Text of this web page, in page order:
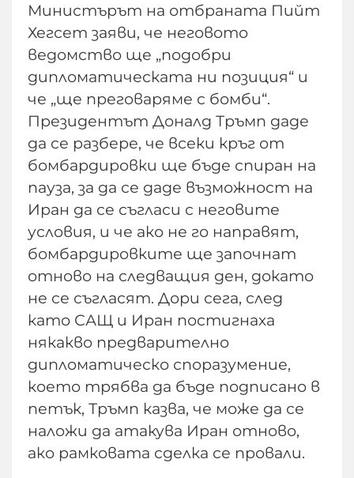
Министърът на отбраната Пийт
Хегсет заяви, че неговото
ведомство ще „подобри
дипломатическата ни позиция“ и
че „ще преговаряме с бомби“.
Президентът Доналд Тръмп даде
да се разбере, че всеки кръг от
бомбардировки ще бъде спиран на
пауза, за да се даде възможност на
Иран да се съгласи с неговите
условия, и че ако не го направят,
бомбардировките ще започнат
отново на следващия ден, докато
не се съгласят. Дори сега, след
като САЩ и Иран постигнаха
някакво предварително
дипломатическо споразумение,
което трябва да бъде подписано в
петък, Тръмп казва, че може да се
наложи да атакува Иран отново,
ако рамковата сделка се провали.